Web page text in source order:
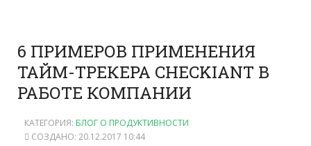
6 ПРИМЕРОВ ПРИМЕНЕНИЯ
ТАЙМ-ТРЕКЕРА CHECKIANT В
РАБОТЕ КОМПАНИИ
КАТЕГОРИЯ: БЛОГ О ПРОДУКТИВНОСТИ
СОЗДАНО: 20.12.2017 10:44